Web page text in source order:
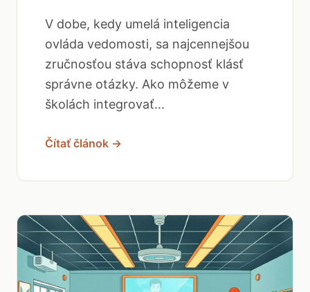
V dobe, kedy umelá inteligencia
ovláda vedomosti, sa najcennejšou
zručnosťou stáva schopnosť klásť
správne otázky. Ako môžeme v
školách integrovať...
Čítať článok →